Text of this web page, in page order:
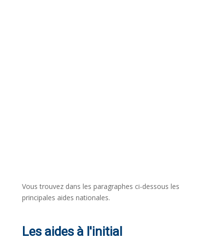
Vous trouvez dans les paragraphes ci-dessous les
principales aides nationales.
Les aides à l'initial